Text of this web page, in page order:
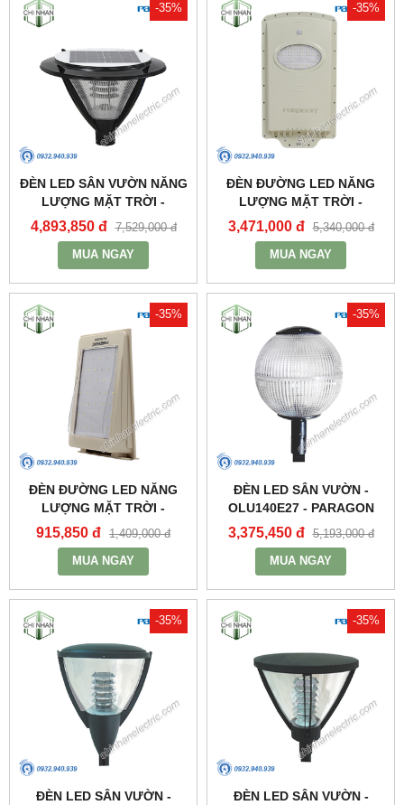
-35%
ĐÈN LED SÂN VƯỜN NĂNG
LƯỢNG MẶT TRỜI -
PSOGA20L - PARAGON
4,893,850 đ 7,529,000 đ
MUA NGAY
-35%
ĐÈN ĐƯỜNG LED NĂNG
LƯỢNG MẶT TRỜI -
PSOWB1065 - PARAGON
3,471,000 đ 5,340,000 đ
MUA NGAY
-35%
ĐÈN ĐƯỜNG LED NĂNG
LƯỢNG MẶT TRỜI -
PSOWA565 - PARAGON
915,850 đ 1,409,000 đ
MUA NGAY
-35%
ĐÈN LED SÂN VƯỜN -
OLU140E27 - PARAGON
3,375,450 đ 5,193,000 đ
MUA NGAY
-35%
ĐÈN LED SÂN VƯỜN -
-35%
ĐÈN LED SÂN VƯỜN -